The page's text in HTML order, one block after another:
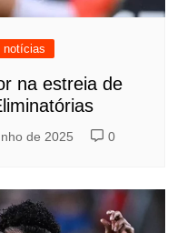
notícias
na estreia de
de 2025 0